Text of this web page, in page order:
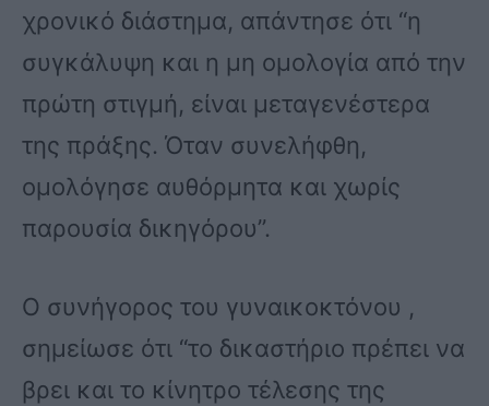
χρονικό διάστημα, απάντησε ότι “η
συγκάλυψη και η μη ομολογία από την
πρώτη στιγμή, είναι μεταγενέστερα
της πράξης. Όταν συνελήφθη,
ομολόγησε αυθόρμητα και χωρίς
παρουσία δικηγόρου”.
Ο συνήγορος του γυναικοκτόνου ,
σημείωσε ότι “το δικαστήριο πρέπει να
βρει και το κίνητρο τέλεσης της